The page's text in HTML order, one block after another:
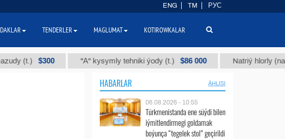
(t.) $300 "А" kysymly tehniki ýody (t.) $86 000 Natriý hlorly (nahar
HABARLAR ÄHLISI
06.08.2026 - 10:55
Türkmenistanda ene süýdi bilen
iýmitlendirmegi goldamak
boýunça “tegelek stol” geçirildi
ENG TM РУС
TENDERLER MAGLUMAT KOTIROWKALAR